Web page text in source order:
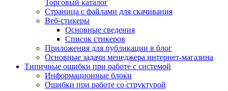
Торговый каталог
Страница с файлами для скачивания
Веб-стикеры
Основные сведения
Список стикеров
Приложения для публикации в блог
Основные задачи менеджера интернет-магазина
Типичные ошибки при работе с системой
Информационные блоки
Ошибки при работе со структурой